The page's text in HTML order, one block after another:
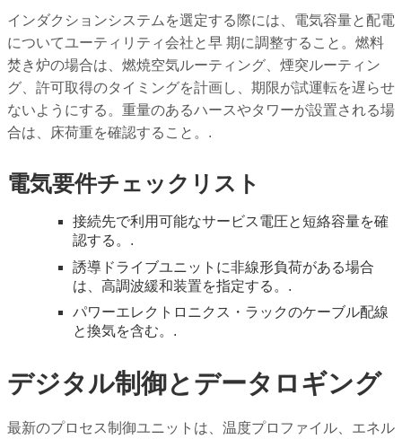
インダクションシステムを選定する際には、電気容量と配電
についてユーティリティ会社と早 期に調整すること。燃料
焚き炉の場合は、燃焼空気ルーティング、煙突ルーティン
グ、許可取得のタイミングを計画し、期限が試運転を遅らせ
ないようにする。重量のあるハースやタワーが設置される場
合は、床荷重を確認すること。.
電気要件チェックリスト
接続先で利用可能なサービス電圧と短絡容量を確
認する。.
誘導ドライブユニットに非線形負荷がある場合
は、高調波緩和装置を指定する。.
パワーエレクトロニクス・ラックのケーブル配線
と換気を含む。.
デジタル制御とデータロギング
最新のプロセス制御ユニットは、温度プロファイル、エネル